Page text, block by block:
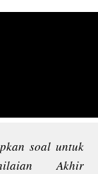
soal untuk
Akhir